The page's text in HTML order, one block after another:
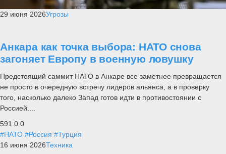
29 июня 2026Угрозы
Анкара как точка выбора: НАТО снова
загоняет Европу в военную ловушку
Предстоящий саммит НАТО в Анкаре все заметнее превращается
не просто в очередную встречу лидеров альянса, а в проверку
того, насколько далеко Запад готов идти в противостоянии с
Россией....
591 0 0
#НАТО #Россия #Турция
16 июня 2026Техника